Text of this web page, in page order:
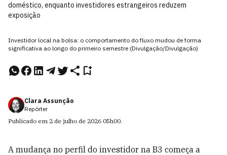
doméstico, enquanto investidores estrangeiros reduzem
exposição
Investidor local na bolsa: o comportamento do fluxo mudou de forma
significativa ao longo do primeiro semestre (Divulgação/Divulgação)
Clara Assunção
Repórter
Publicado em 2 de julho de 2026 05h00.
A mudança no perfil do investidor na B3 começa a